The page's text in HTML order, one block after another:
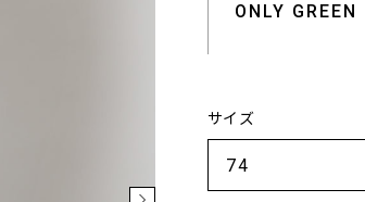
ONLY GREEN
サイズ